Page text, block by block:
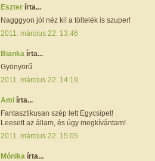
Eszter írta...
Nagggyon jól néz ki! a töltelék is szuper!
2011. március 22. 13:46
Bianka írta...
Gyönyörű
2011. március 22. 14:19
Ami írta...
Fantasztikusan szép lett Egycsipet!
Leesett az állam, és úgy megkívántam!
2011. március 22. 15:05
Mónika írta...